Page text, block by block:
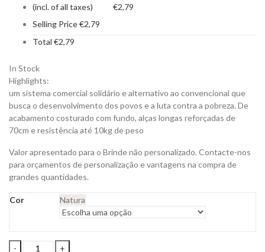
(incl. of all taxes)
€2,79
Selling Price€2,79
Total €2,79
In Stock
Highlights:
um sistema comercial solidário e alternativo ao convencional que
busca o desenvolvimento dos povos e a luta contra a pobreza. De
acabamento costurado com fundo, alças longas reforçadas de
70cm e resistência até 10kg de peso
Valor apresentado para o Brinde não personalizado. Contacte-nos
para orçamentos de personalização e vantagens na compra de
grandes quantidades.
Cor Natura
Saco